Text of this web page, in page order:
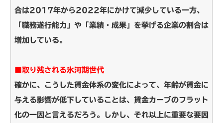
合は2017年から2022年にかけて減少している一方、
「職務遂行能力」や「業績・成果」を挙げる企業の割合は
増加している。
■取り残される氷河期世代
確かに、こうした賃金体系の変化によって、年齢が賃金に
与える影響が低下していることは、賃金カーブのフラット
化の一因と言えるだろう。しかし、それ以上に重要な要因